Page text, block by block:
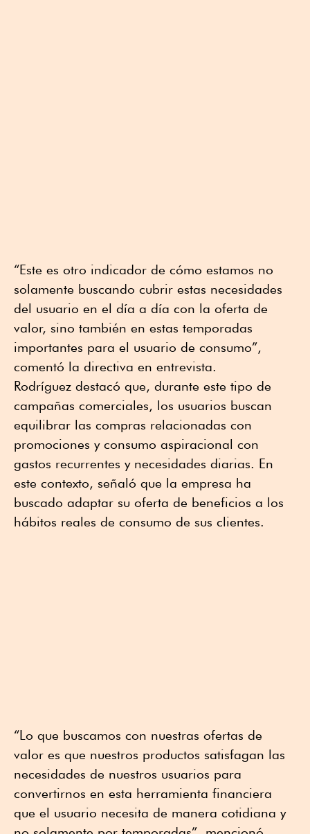
“Este es otro indicador de cómo estamos no
solamente buscando cubrir estas necesidades
del usuario en el día a día con la oferta de
valor, sino también en estas temporadas
importantes para el usuario de consumo”,
comentó la directiva en entrevista.
Rodríguez destacó que, durante este tipo de
campañas comerciales, los usuarios buscan
equilibrar las compras relacionadas con
promociones y consumo aspiracional con
gastos recurrentes y necesidades diarias. En
este contexto, señaló que la empresa ha
buscado adaptar su oferta de beneficios a los
hábitos reales de consumo de sus clientes.
“Lo que buscamos con nuestras ofertas de
valor es que nuestros productos satisfagan las
necesidades de nuestros usuarios para
convertirnos en esta herramienta financiera
que el usuario necesita de manera cotidiana y